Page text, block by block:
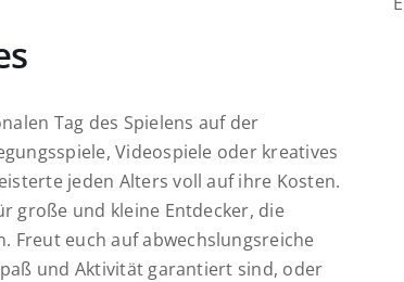
Tag des Spielens auf der
Videospiele oder kreatives
jeden Alters voll auf ihre Kosten.
große und kleine Entdecker, die
. Freut euch auf abwechslungsreiche
und Aktivität garantiert sind, oder